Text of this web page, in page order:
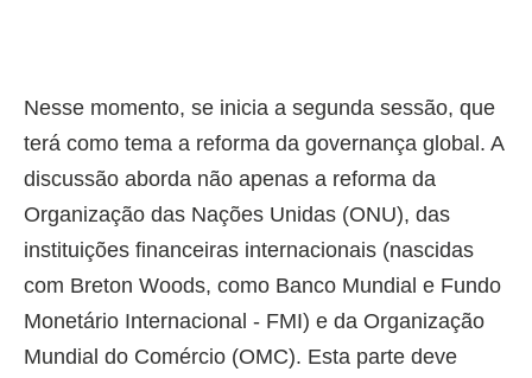
Nesse momento, se inicia a segunda sessão, que
terá como tema a reforma da governança global. A
discussão aborda não apenas a reforma da
Organização das Nações Unidas (ONU), das
instituições financeiras internacionais (nascidas
com Breton Woods, como Banco Mundial e Fundo
Monetário Internacional - FMI) e da Organização
Mundial do Comércio (OMC). Esta parte deve